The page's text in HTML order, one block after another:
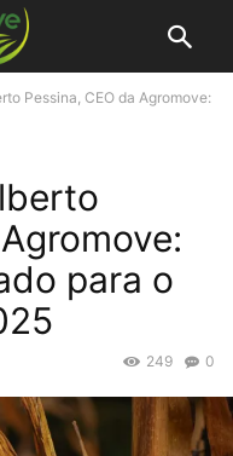
Pessina, CEO da Agromove:
para o
0
249